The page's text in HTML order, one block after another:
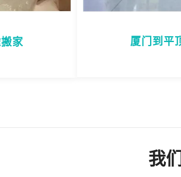
家 厦门到平
我